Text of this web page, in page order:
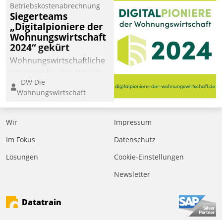
Betriebskostenabrechnung
Siegerteams
„Digitalpioniere der
Wohnungswirtschaft
2024“ gekürt
Wohnungswirtschaftliche
eine digitale Zukunft zu
finden, ist das Ziel des
Awards „Digitalpioniere
der
Bewerben können sich
dafür ein Team
DW Die
Wohnungswirtschaft
Wir
Im Fokus
Lösungen
Impressum
Datenschutz
Cookie-Einstellungen
Newsletter
Datatrain